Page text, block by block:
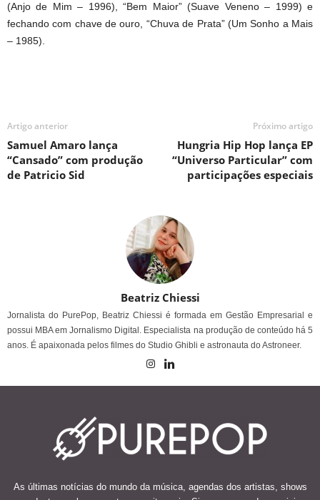
(Anjo de Mim – 1996), “Bem Maior” (Suave Veneno – 1999) e
fechando com chave de ouro, “Chuva de Prata” (Um Sonho a Mais
– 1985).
Artigo anterior
Samuel Amaro lança
“Cansado” com produção
de Patricio Sid
Próximo artigo
Hungria Hip Hop lança EP
“Universo Particular” com
participações especiais
Beatriz Chiessi
Jornalista do PurePop, Beatriz Chiessi é formada em Gestão Empresarial e
possui MBA em Jornalismo Digital. Especialista na produção de conteúdo há 5
anos. É apaixonada pelos filmes do Studio Ghibli e astronauta do Astroneer.
As últimas notícias do mundo da música, agendas dos artistas, shows